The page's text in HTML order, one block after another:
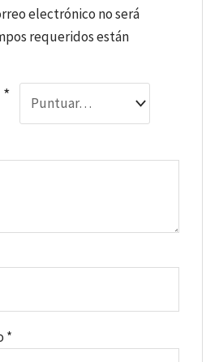
electrónico no será
requeridos están
*
*